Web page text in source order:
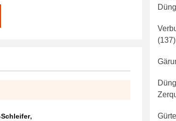
,
(137)